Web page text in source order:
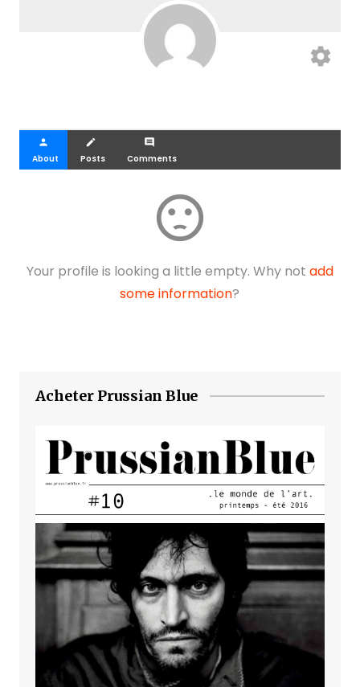
settings
person
About
create
Posts
comment
Comments
sentiment_dissatisfied
Your profile is looking a little empty. Why not add
some information?
Acheter Prussian Blue